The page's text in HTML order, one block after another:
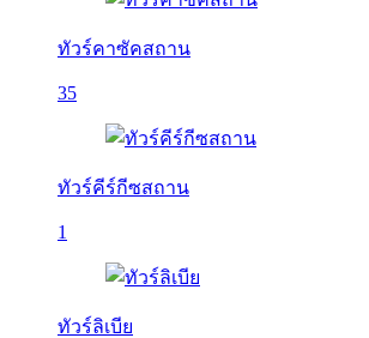
ทัวร์คาซัคสถาน
35
ทัวร์คีร์กีซสถาน
1
ทัวร์ลิเบีย